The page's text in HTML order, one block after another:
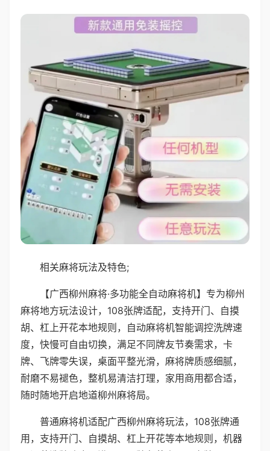
相关麻将玩法及特色;
【广西柳州麻将·多功能全自动麻将机】专为柳州
麻将地方玩法设计，108张牌适配，支持开门、自摸
胡、杠上开花本地规则，自动麻将机智能调控洗牌速
度，快慢可自由切换，满足不同牌友节奏需求，卡
牌、飞牌零失误，桌面平整光滑，麻将牌质感细腻，
耐磨不易褪色，整机易清洁打理，家用商用都合适，
随时随地开启地道柳州麻将局。
普通麻将机适配广西柳州麻将玩法，108张牌通
用，支持开门、自摸胡、杠上开花等本地规则，机器